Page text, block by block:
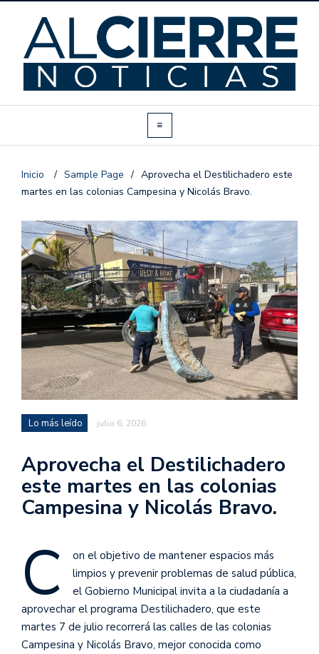
Inicio / Sample Page / Aprovecha el Destilichadero este
martes en las colonias Campesina y Nicolás Bravo.
Lo más leído julio 6, 2026
Aprovecha el Destilichadero
este martes en las colonias
Campesina y Nicolás Bravo.
C
on el objetivo de mantener espacios más
limpios y prevenir problemas de salud pública,
el Gobierno Municipal invita a la ciudadanía a
aprovechar el programa Destilichadero, que este
martes 7 de julio recorrerá las calles de las colonias
Campesina y Nicolás Bravo, mejor conocida como